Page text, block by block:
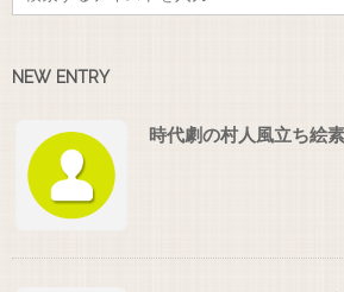
NEW ENTRY
時代劇の村人風立ち絵